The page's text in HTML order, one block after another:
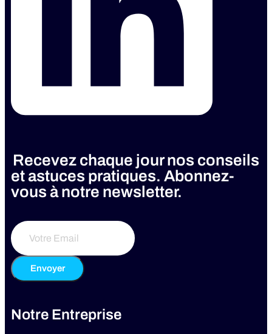
Recevez chaque jour nos conseils
et astuces pratiques. Abonnez-
vous à notre newsletter.
Envoyer
Notre Entreprise